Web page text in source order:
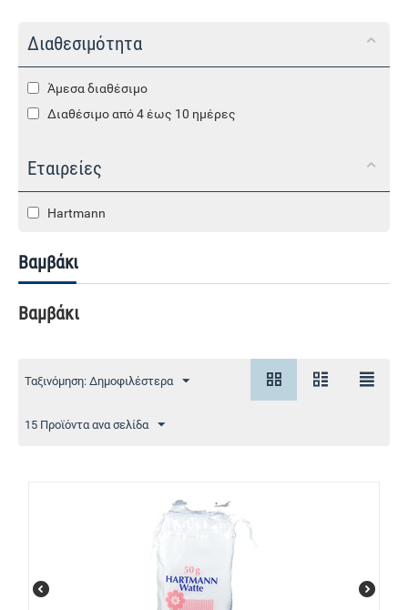
Διαθεσιμότητα
Άμεσα διαθέσιμο
Διαθέσιμο από 4 έως 10 ημέρες
Εταιρείες
Hartmann
Βαμβάκι
Βαμβάκι
Ταξινόμηση: Δημοφιλέστερα
15 Προϊόντα ανα σελίδα